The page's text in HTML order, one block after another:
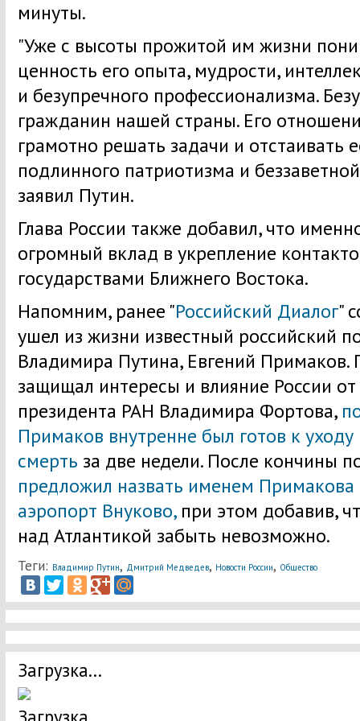
минуты.
"Уже с высоты прожитой им жизни
ценность его опыта, мудрости,
и безупречного профессионализма.
гражданин нашей страны. Его
грамотно решать задачи и отстаивать
подлинного патриотизма и
заявил Путин.
Глава России также добавил, что
огромный вклад в укрепление
государствами Ближнего Востока.
Напомним, ранее "Российский Диалог"
ушел из жизни известный российский
Владимира Путина, Евгений Примаков.
защищал интересы и влияние России
президента РАН Владимира Фортова,
Примаков внутренне был готов к
смерть за две недели. После кончины
предложил назвать именем Примакова
аэропорт Внуково,при этом добавив,
над Атлантикой забыть невозможно.
Теги: Владимир Путин, Дмитрий Медведев, Новости России, Общество
Загрузка...
Загрузка...